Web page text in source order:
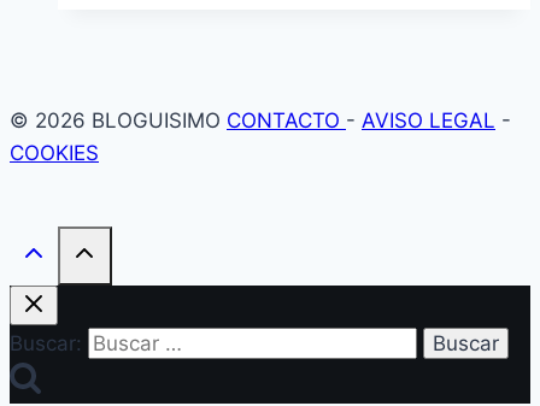
© 2026 BLOGUISIMO CONTACTO - AVISO LEGAL -
COOKIES
Buscar: